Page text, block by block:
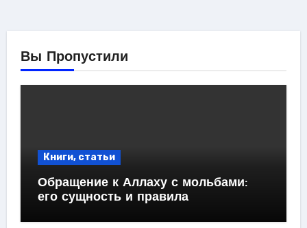
Вы Пропустили
Книги, статьи
Обращение к Аллаху с мольбами:
его сущность и правила